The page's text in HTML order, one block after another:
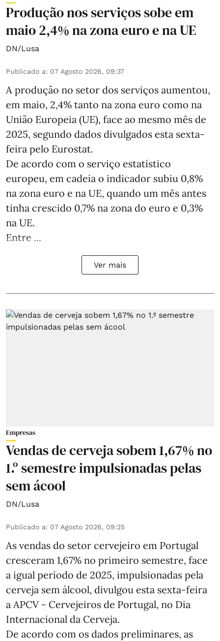
Produção nos serviços sobe em
maio 2,4% na zona euro e na UE
DN/Lusa
Publicado a: 07 Agosto 2026, 09:37
A produção no setor dos serviços aumentou,
em maio, 2,4% tanto na zona euro como na
União Europeia (UE), face ao mesmo mês de
2025, segundo dados divulgados esta sexta-
feira pelo Eurostat.
De acordo com o serviço estatístico
europeu, em cadeia o indicador subiu 0,8%
na zona euro e na UE, quando um mês antes
tinha crescido 0,7% na zona do euro e 0,3%
na UE.
Entre ...
Ver mais
Empresas
Vendas de cerveja sobem 1,67% no
1.º semestre impulsionadas pelas
sem ácool
DN/Lusa
Publicado a: 07 Agosto 2026, 09:25
As vendas do setor cervejeiro em Portugal
cresceram 1,67% no primeiro semestre, face
a igual período de 2025, impulsionadas pela
cerveja sem álcool, divulgou esta sexta-feira
a APCV - Cervejeiros de Portugal, no Dia
Internacional da Cerveja.
De acordo com os dados preliminares, as